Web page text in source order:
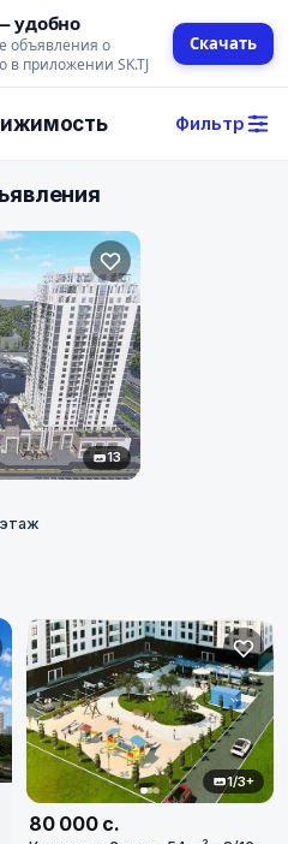
удобно
объявления о
приложении SK.TJ
Скачать
Арендовать
Фильтр
13
1/3+
80 000 с.